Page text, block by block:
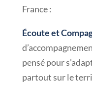
France :
Écoute et
pensé pour
partout sur le